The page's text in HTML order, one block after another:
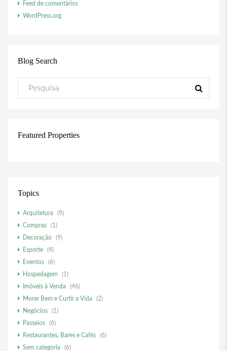
Feed de comentários
WordPress.org
Blog Search
Featured Properties
Topics
Arquitetura
(9)
Compras
(1)
Decoração
(9)
Esporte
(4)
Eventos
(6)
Hospedagem
(1)
Imóveis à Venda
(46)
Morar Bem e Curtir a Vida
(2)
Negócios
(1)
Passeios
(6)
Restaurantes, Bares e Cafés
(6)
Sem categoria
(6)